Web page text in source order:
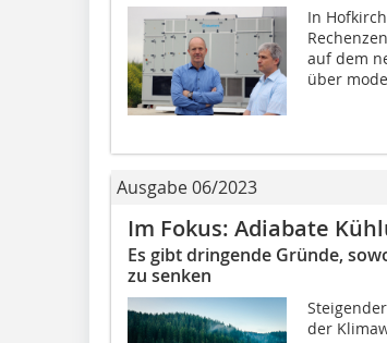
In
auf dem
über
Ausgabe 06/2023
Im Fokus: Adiabate
Es gibt dringende Gründe,
zu senken
der